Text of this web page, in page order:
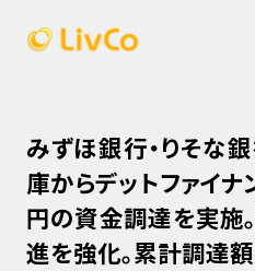
みずほ銀行・りそな
庫からデットファイ
円の資金調達を実施
進を強化。累計調達